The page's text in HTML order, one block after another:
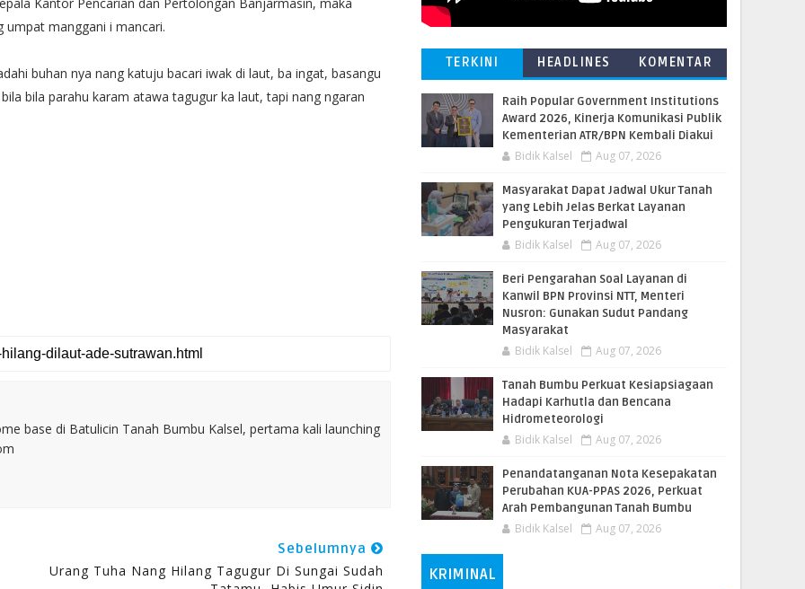
umpat manggani i mancari.
buhan nya nang katuju bacari iwak di laut, ba ingat, basangu
bila parahu karam atawa tagugur ka laut, tapi nang ngaran
base di Batulicin Tanah Bumbu Kalsel, pertama kali launching
Sebelumnya
Urang Tuha Nang Hilang Tagugur Di Sungai Sudah
TERKINI HEADLINES KOMENTAR
Raih Popular Government Institutions
Award 2026, Kinerja Komunikasi Publik
Kementerian ATR/BPN Kembali Diakui
Bidik Kalsel Aug 07, 2026
Masyarakat Dapat Jadwal Ukur Tanah
yang Lebih Jelas Berkat Layanan
Pengukuran Terjadwal
Bidik Kalsel Aug 07, 2026
Beri Pengarahan Soal Layanan di
Kanwil BPN Provinsi NTT, Menteri
Nusron: Gunakan Sudut Pandang
Masyarakat
Bidik Kalsel Aug 07, 2026
Tanah Bumbu Perkuat Kesiapsiagaan
Hadapi Karhutla dan Bencana
Hidrometeorologi
Bidik Kalsel Aug 07, 2026
Penandatanganan Nota Kesepakatan
Perubahan KUA-PPAS 2026, Perkuat
Arah Pembangunan Tanah Bumbu
Bidik Kalsel Aug 07, 2026
KRIMINAL